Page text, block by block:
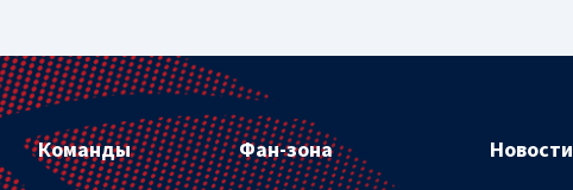
Команды Фан-зона Новости